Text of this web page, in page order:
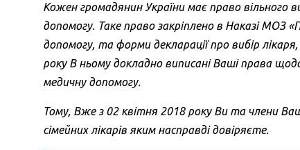
Кожен громадянин України має право вільного
допомогу. Таке право закріплено в Наказі МОЗ
допомогу, та форми декларації про вибір
року В ньому докладно виписані Ваші права
медичну допомогу.
Тому, Вже з 02 квітня 2018 року Ви та члени
сімейних лікарів яким насправді довіряєте.